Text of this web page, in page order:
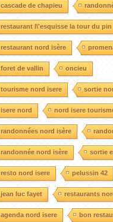
cascade de chapieu
restaurant l\'esquisse la tour du pin
restaurant nord isère
foret de vallin oncieu
tourisme nord isere sortie
isere nord nord isere
randonnées nord isère
randonnée nord isère sortie
resto nord isere pelussin 42
jean luc fayet restaurants
agenda nord isere bon